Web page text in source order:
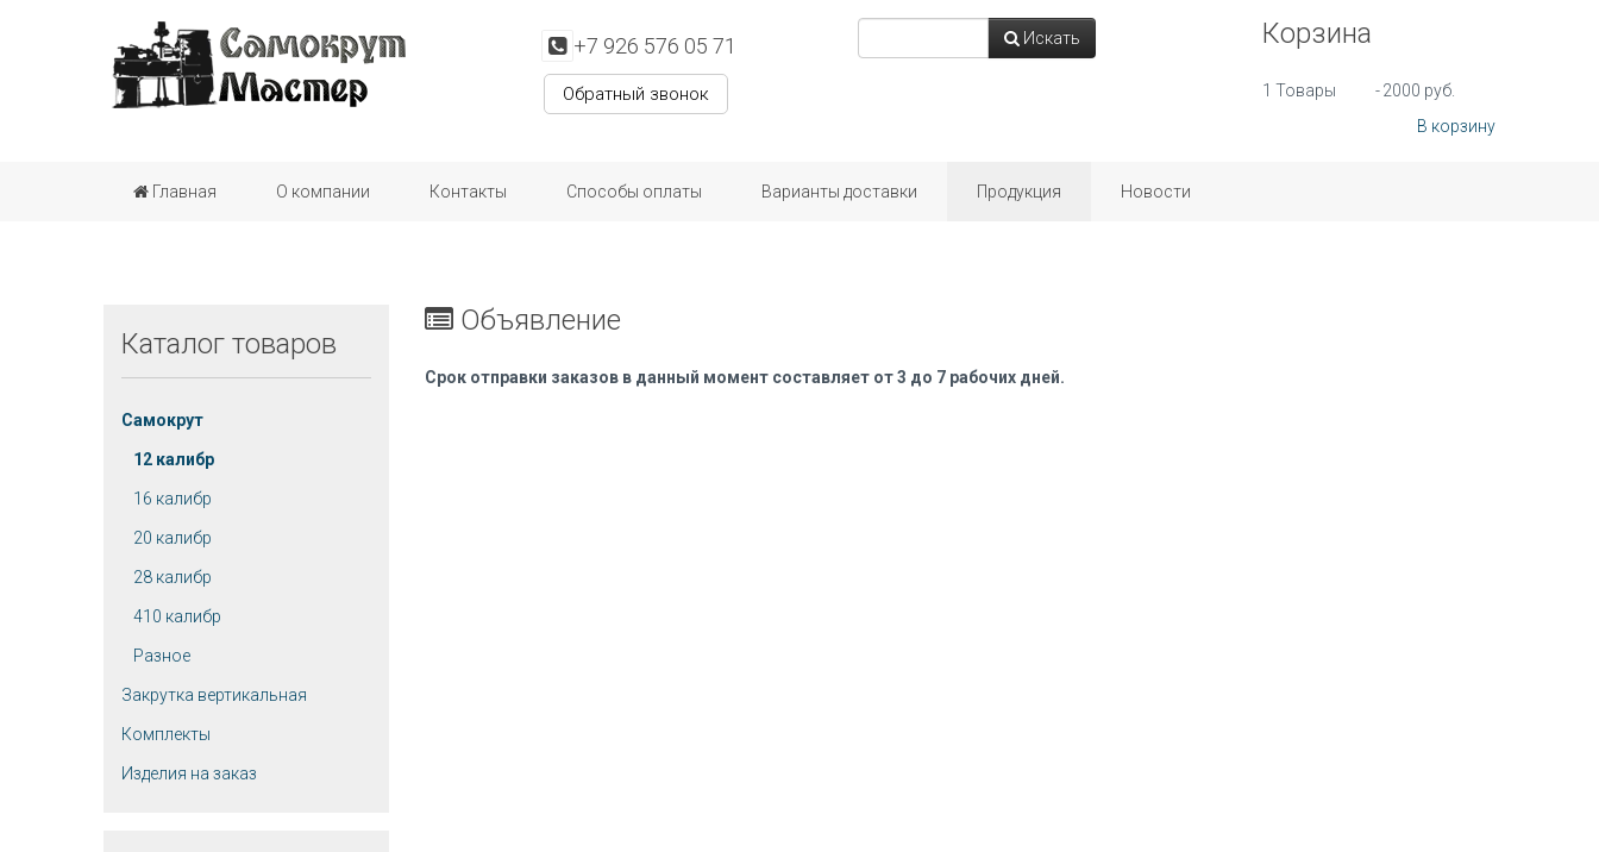
+7 926 576 05 71
Обратный звонок
Искать Корзина
1 Товары - 2000 руб.
В корзину
Главная О компании Контакты Способы оплаты Варианты доставки Продукция Новости
Объявление
Срок отправки заказов в данный момент составляет от 3 до 7 рабочих дней.
Каталог товаров
Самокрут
12 калибр
16 калибр
20 калибр
28 калибр
410 калибр
Разное
Закрутка вертикальная
Комплекты
Изделия на заказ